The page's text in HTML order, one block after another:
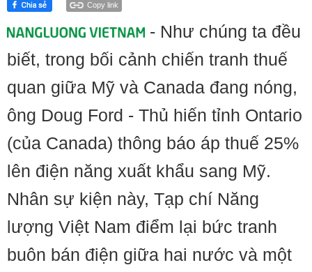
Copy link
- Như chúng ta đều
biết, trong bối cảnh chiến tranh thuế
quan giữa Mỹ và Canada đang nóng,
ông Doug Ford - Thủ hiến tỉnh Ontario
(của Canada) thông báo áp thuế 25%
lên điện năng xuất khẩu sang Mỹ.
Nhân sự kiện này, Tạp chí Năng
lượng Việt Nam điểm lại bức tranh
buôn bán điện giữa hai nước và một